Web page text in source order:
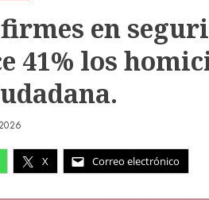
firmes en
41% los
X Correo electrónico